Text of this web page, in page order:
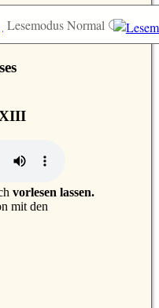
Lesemodus Normal
vorlesen lassen.
mit den